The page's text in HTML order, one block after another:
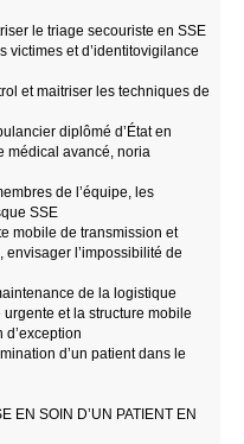
le triage secouriste en SSE
victimes et d’identitovigilance
et maitriser les techniques de
diplômé d’État en
médical avancé, noria
de l’équipe, les
SSE
mobile de transmission et
l’impossibilité de
de la logistique
et la structure mobile
d’exception
d’un patient dans le
EN SOIN D’UN PATIENT EN